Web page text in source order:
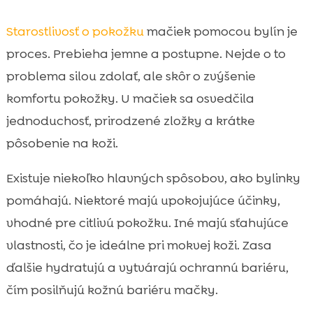
Starostlivosť o pokožkumačiek pomocou bylín je
proces. Prebieha jemne a postupne. Nejde o to
problema silou zdolať, ale skôr o zvýšenie
komfortu pokožky. U mačiek sa osvedčila
jednoduchosť, prirodzené zložky a krátke
pôsobenie na koži.
Existuje niekoľko hlavných spôsobov, ako bylinky
pomáhajú. Niektoré majú upokojujúce účinky,
vhodné pre citlivú pokožku. Iné majú sťahujúce
vlastnosti, čo je ideálne pri mokvej koži. Zasa
ďalšie hydratujú a vytvárajú ochrannú bariéru,
čím posilňujú kožnú bariéru mačky.